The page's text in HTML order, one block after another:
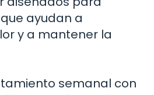
ayudan a
y a mantener la
semanal con